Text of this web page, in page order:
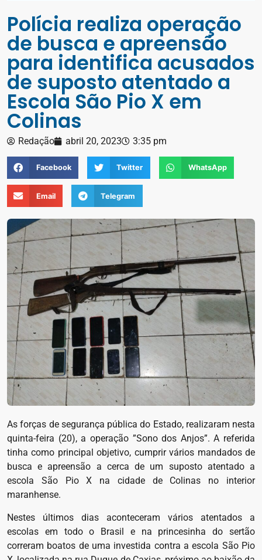
Polícia realiza operação
de busca e apreensão
para identifica acusados
de suposto atentado a
Escola São Pio X em
Colinas
Redação abril 20, 2023 3:35 pm
Facebook Twitter WhatsApp
Email Telegram
As forças de segurança pública do Estado, realizaram nesta
quinta-feira (20), a operação ”Sono dos Anjos”. A referida
tinha como principal objetivo, cumprir vários mandados de
busca e apreensão a cerca de um suposto atentado a
escola São Pio X na cidade de Colinas no interior
maranhense.
Nestes últimos dias aconteceram vários atentados a
escolas em todo o Brasil e na princesinha do sertão
correram boatos de uma investida contra a escola São Pio